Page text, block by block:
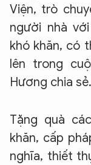
Viện, trò
người nhà
khó khăn, có
lên trong
Hương chia sẻ.
Tặng quà
khăn, cấp
nghĩa, thiết
XIN
TÔI